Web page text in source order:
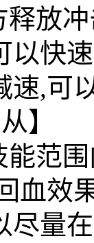
放
以快
速,可
】
范
血效
尽量